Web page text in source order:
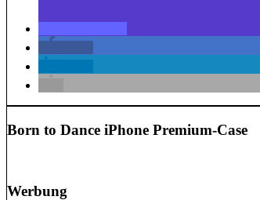
Born to Dance iPhone Premium-Case
Werbung